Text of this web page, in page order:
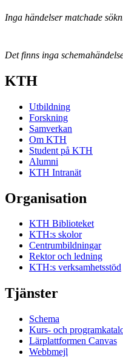
Inga händelser matchade
Det finns inga
KTH
Utbildning
Forskning
Samverkan
Om KTH
Student på KTH
Alumni
KTH Intranät
Organisation
KTH Biblioteket
KTH:s skolor
Centrumbildningar
Rektor och ledning
KTH:s verksamhetsstöd
Tjänster
Schema
Kurs- och
Lärplattformen Canvas
Webbmejl